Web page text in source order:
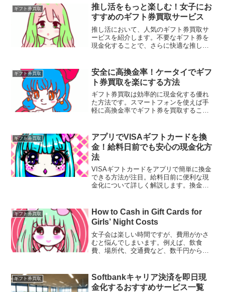
合、これらの資産を現金に換えること
で、必要な資金を手に入れることができ
るのです。
ギフト券買取
推し活をもっと楽しむ！女子にお
すすめのギフト券買取サービス
推し活において、人気のギフト券買取サ
ービスを紹介します。不要なギフト券を
現金化することで、さらに快適な推し活
いたします。ぜひ参考にしてください。
ギフト券買取
安全に高換金率！ケータイでギフ
ト券買取を楽にする方法
ギフト券買取は効率的に現金化する優れ
た方法です。スマートフォンを使えば手
軽に高換金率でギフト券を買取すること
で、ぜひご覧ください。
ギフト券買取
アプリでVISAギフトカードを換
金！給料日前でも安心の現金化方
法
VISAギフトカードをアプリで簡単に換金
できる方法が注目。給料日前に便利な現
金化について詳しく解説します。換金時
ギフト券買取
How to Cash in Gift Cards for
Girls’ Night Costs
女子会は楽しい時間ですが、費用がかさ
むと悩んでしまいます。例えば、飲食
費、場所代、交通費など、数千円から一
ってお金の負担を分け合うことや、トッ
ピングを少なめにすることが重要です。
ギフト券買取
Softbankキャリア決済を即日現
金化するおすすめサービス一覧